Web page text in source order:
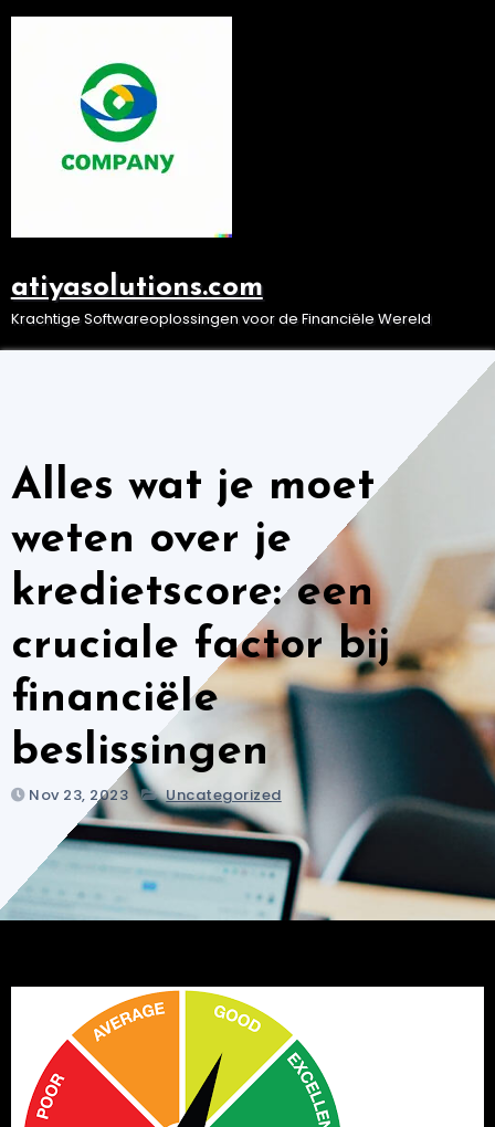
Ga
atiyasolutions.com
Krachtige Softwareoplossingen voor de Financiële Wereld
Alles wat je moet
weten over je
kredietscore: een
cruciale factor bij
financiële
beslissingen
Nov 23, 2023 Uncategorized